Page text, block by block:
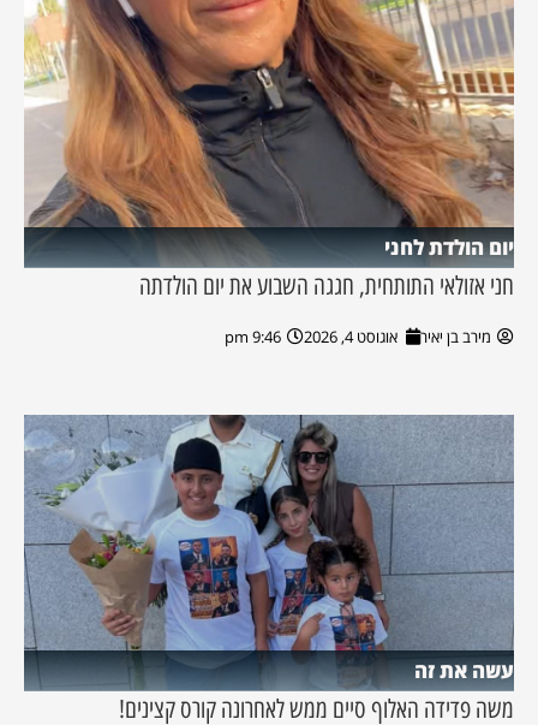
יום הולדת לחני
חני אזולאי התותחית, חגגה השבוע את יום הולדתה
מירב בן יאיר אוגוסט 4, 2026 9:46 pm
עשה את זה
משה פדידה האלוף סיים ממש לאחרונה קורס קצינים!